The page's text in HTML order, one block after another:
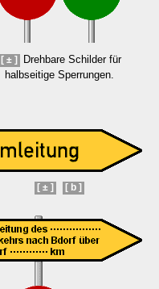
[ ± ]
Drehbare Schilder für
halbseitige Sperrungen.
[ ± ] [ b ]